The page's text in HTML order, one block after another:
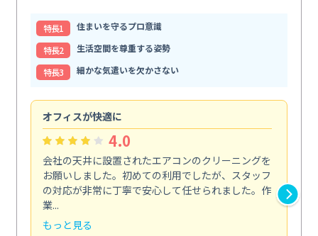
特⻑1
住まいを守るプロ意識
特⻑2
生活空間を尊重する姿勢
特⻑3
細かな気遣いを欠かさない
オフィスが快適に
4.0
会社の天井に設置されたエアコンのクリーニングを
お願いしました。初めての利用でしたが、スタッフ
の対応が非常に丁寧で安心して任せられました。作
業...
もっと見る